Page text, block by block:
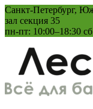
Перейти
к
содержанию
Санкт-Петербург,
зал секция 35
пн-пт: 10:00–18:30